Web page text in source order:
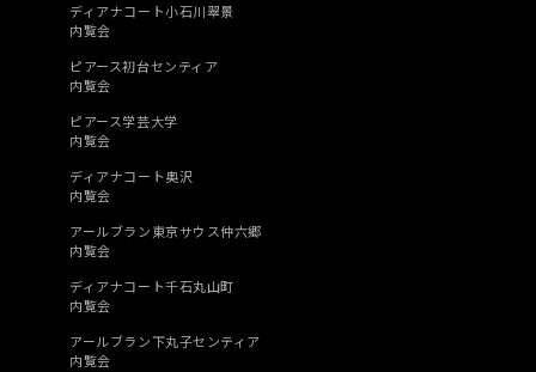
ディアナコート小石川翠景
内覧会
ピアース初台センティア
内覧会
ピアース学芸大学
内覧会
ディアナコート奥沢
内覧会
アールブラン東京サウス仲六郷
内覧会
ディアナコート千石丸山町
内覧会
アールブラン下丸子センティア
内覧会